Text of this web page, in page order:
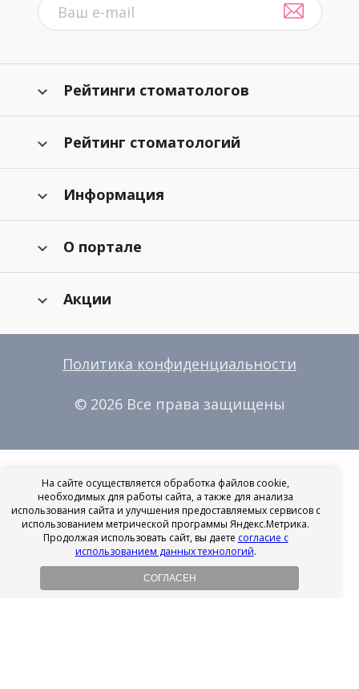
Рейтинги стоматологов
Рейтинг стоматологий
Информация
О портале
Акции
Политика конфиденциальности
© 2026 Все права защищены
На сайте осуществляется обработка файлов cookie,
необходимых для работы сайта, а также для анализа
использования сайта и улучшения предоставляемых сервисов с
использованием метрической программы Яндекс.Метрика.
Продолжая использовать сайт, вы даете согласие с
использованием данных технологий.
СОГЛАСЕН